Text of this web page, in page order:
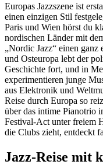
Europas Jazzszene ist
einen einzigen Stil
Paris und Wien hörst du
nordischen Länder mit
„Nordic Jazz“ einen
und Osteuropa lebt der
Geschichte fort, und in
experimentieren junge
aus Elektronik und
Reise durch Europa so
über das intime Pianotrio
Festival-Act unter freiem
die Clubs zieht, entdeckt
Jazz-Reise mit